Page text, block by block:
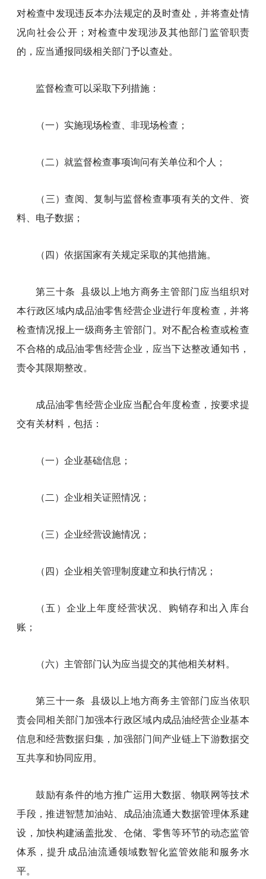
对检查中发现违反本办法规定的及时查处，并将查处情
况向社会公开；对检查中发现涉及其他部门监管职责
的，应当通报同级相关部门予以查处。
监督检查可以采取下列措施：
（一）实施现场检查、非现场检查；
（二）就监督检查事项询问有关单位和个人；
（三）查阅、复制与监督检查事项有关的文件、资
料、电子数据；
（四）依据国家有关规定采取的其他措施。
第三十条 县级以上地方商务主管部门应当组织对
本行政区域内成品油零售经营企业进行年度检查，并将
检查情况报上一级商务主管部门。对不配合检查或检查
不合格的成品油零售经营企业，应当下达整改通知书，
责令其限期整改。
成品油零售经营企业应当配合年度检查，按要求提
交有关材料，包括：
（一）企业基础信息；
（二）企业相关证照情况；
（三）企业经营设施情况；
（四）企业相关管理制度建立和执行情况；
（五）企业上年度经营状况、购销存和出入库台
账；
（六）主管部门认为应当提交的其他相关材料。
第三十一条 县级以上地方商务主管部门应当依职
责会同相关部门加强本行政区域内成品油经营企业基本
信息和经营数据归集，加强部门间产业链上下游数据交
互共享和协同应用。
鼓励有条件的地方推广运用大数据、物联网等技术
手段，推进智慧加油站、成品油流通大数据管理体系建
设，加快构建涵盖批发、仓储、零售等环节的动态监管
体系，提升成品油流通领域数智化监管效能和服务水
平。